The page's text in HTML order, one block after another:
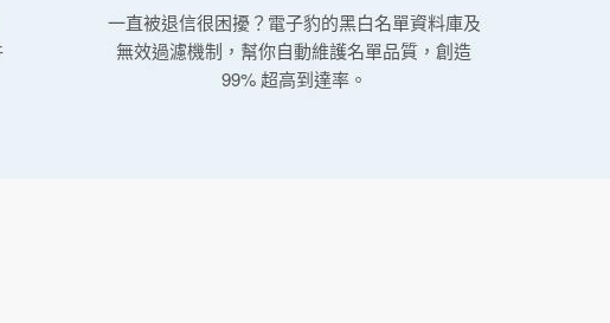
一直被退信很困擾？電子豹的黑白名單資料庫及
無效過濾機制，幫你自動維護名單品質，創造
99% 超高到達率。